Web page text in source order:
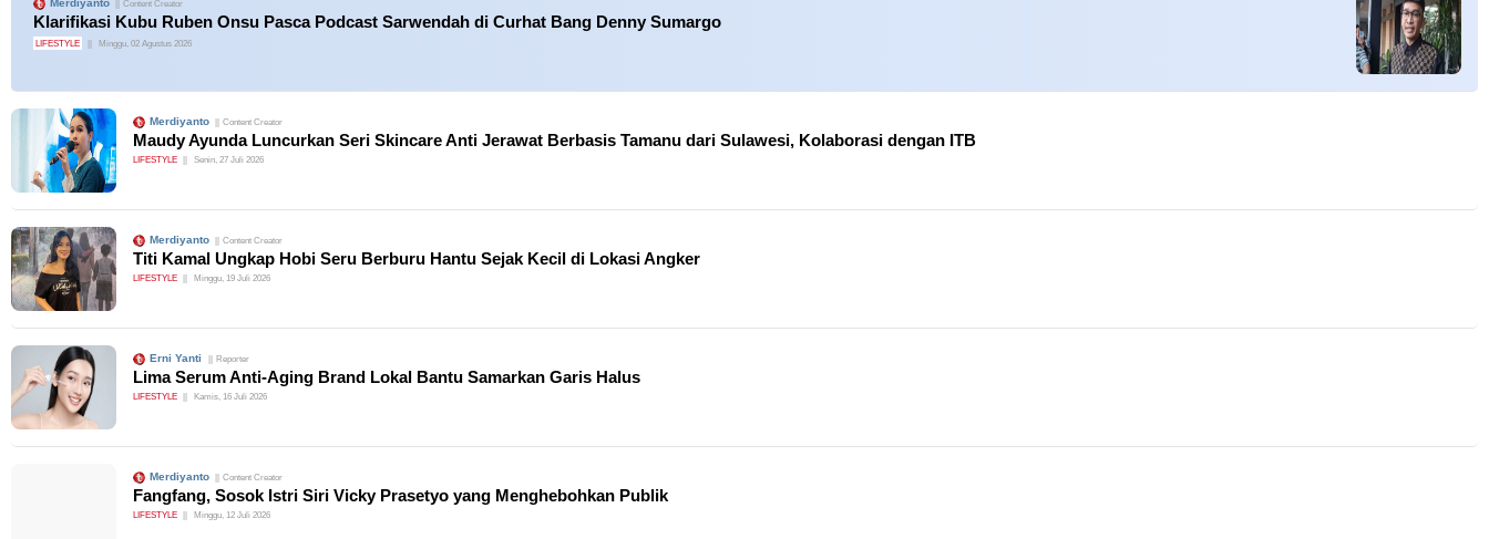
Merdiyanto Content Creator
Klarifikasi Kubu Ruben Onsu Pasca Podcast Sarwendah di Curhat Bang Denny Sumargo
LIFESTYLE Minggu, 02 Agustus 2026
Merdiyanto Content Creator
Maudy Ayunda Luncurkan Seri Skincare Anti Jerawat Berbasis Tamanu dari Sulawesi, Kolaborasi dengan ITB
LIFESTYLE Senin, 27 Juli 2026
Merdiyanto Content Creator
Titi Kamal Ungkap Hobi Seru Berburu Hantu Sejak Kecil di Lokasi Angker
LIFESTYLE Minggu, 19 Juli 2026
Erni Yanti Reporter
Lima Serum Anti-Aging Brand Lokal Bantu Samarkan Garis Halus
LIFESTYLE Kamis, 16 Juli 2026
Merdiyanto Content Creator
Fangfang, Sosok Istri Siri Vicky Prasetyo yang Menghebohkan Publik
LIFESTYLE Minggu, 12 Juli 2026